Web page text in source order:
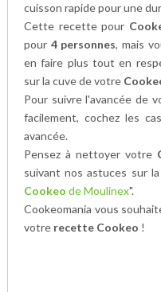
cuisson rapide pour une
Cette recette pour
pour 4 personnes, mais
en faire plus tout en
sur la cuve de votre
Pour suivre l'avancée de
facilement, cochez les
avancée.
Pensez à nettoyer votre
suivant nos astuces sur
Cookeo de Moulinex".
Cookeomania vous
votre recette Cookeo !